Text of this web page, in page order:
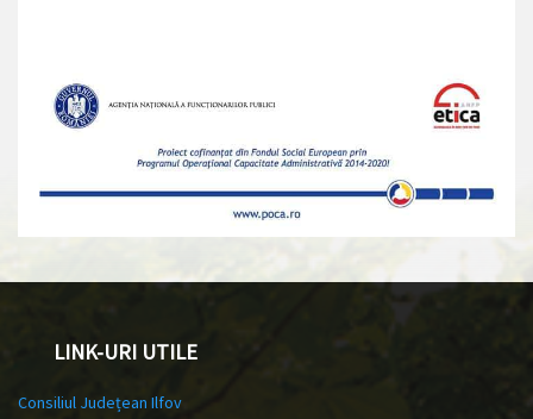
LINK-URI UTILE
Consiliul Județean Ilfov